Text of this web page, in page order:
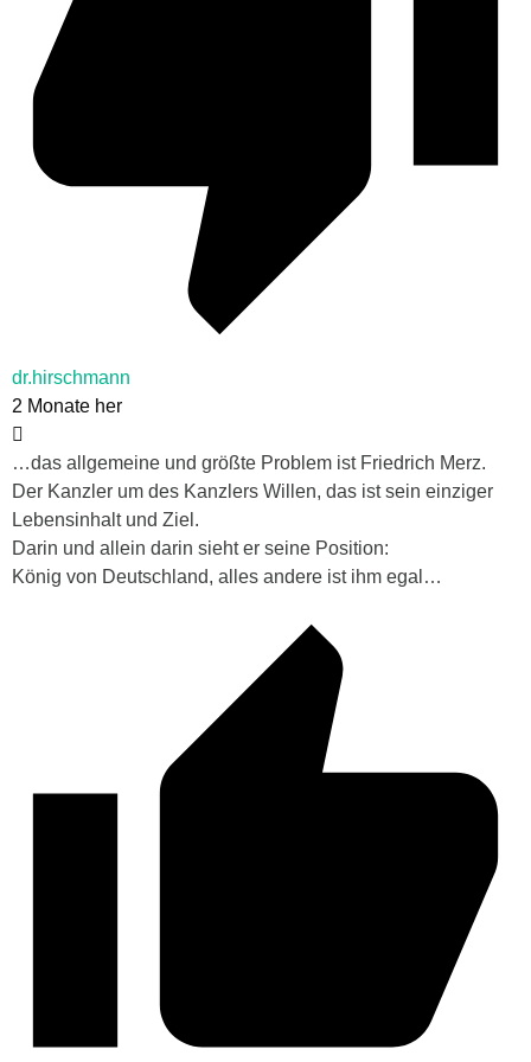
dr.hirschmann
2 Monate her
…das allgemeine und größte Problem ist Friedrich Merz.
Der Kanzler um des Kanzlers Willen, das ist sein einziger
Lebensinhalt und Ziel.
Darin und allein darin sieht er seine Position:
König von Deutschland, alles andere ist ihm egal…